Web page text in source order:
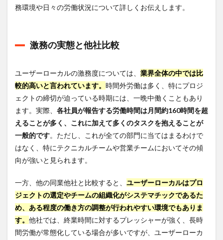
務環境や日々の労働状況について詳しくお伝えします。
激務の実態と他社比較
ユーザーローカルの激務度については、 業界全体の中では比
較的高いと言われています。 時間外労働は多く、特にプロジ
ェクトの締切が迫っている時期には、一晩中働くこともあり
ます。実際、 各社員が報告する労働時間は月間約160時間を超
えることが多く、これに加えて多くのタスクを抱えることが
一般的です。ただし、これが全ての部門に当てはまるわけで
はなく、特にテクニカルチームや営業チームにおいてその傾
向が強いと見られます。
一方、他の同業他社と比較すると、 ユーザーローカルはプロ
ジェクトの選定やチームの組織化がシステマチックであるた
め、ある程度の働き方の調整が行われやすい環境でもありま
す。 他社では、終業時間に対するプレッシャーが強く、長時
間労働が常態化している場合が多いですが、ユーザーローカ